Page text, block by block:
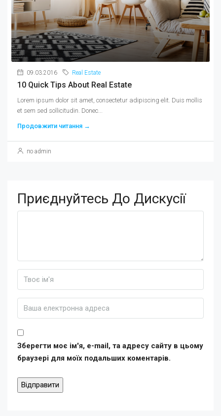
09.03.2016 Real Estate
10 Quick Tips About Real Estate
Lorem ipsum dolor sit amet, consectetur adipiscing elit. Duis mollis
et sem sed sollicitudin. Donec...
Продовжити читання →
по admin
Приєднуйтесь До Дискусії
Зберегти моє ім'я, e-mail, та адресу сайту в цьому
браузері для моїх подальших коментарів.